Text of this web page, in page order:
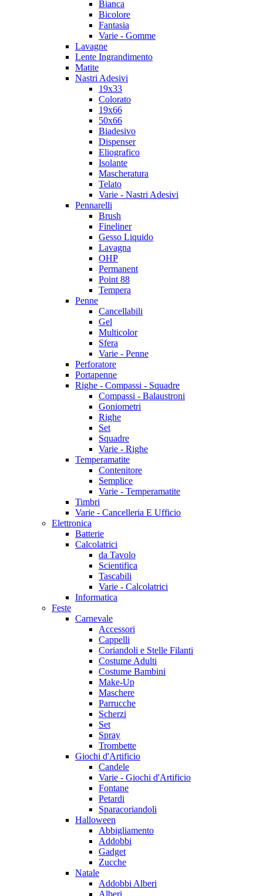
Bianca
Bicolore
Fantasia
Varie - Gomme
Lavagne
Lente Ingrandimento
Matite
Nastri Adesivi
19x33
Colorato
19x66
50x66
Biadesivo
Dispenser
Eliografico
Isolante
Mascheratura
Telato
Varie - Nastri Adesivi
Pennarelli
Brush
Fineliner
Gesso Liquido
Lavagna
OHP
Permanent
Point 88
Tempera
Penne
Cancellabili
Gel
Multicolor
Sfera
Varie - Penne
Perforatore
Portapenne
Righe - Compassi - Squadre
Compassi - Balaustroni
Goniometri
Righe
Set
Squadre
Varie - Righe
Temperamatite
Contenitore
Semplice
Varie - Temperamatite
Timbri
Varie - Cancelleria E Ufficio
Elettronica
Batterie
Calcolatrici
da Tavolo
Scientifica
Tascabili
Varie - Calcolatrici
Informatica
Feste
Carnevale
Accessori
Cappelli
Coriandoli e Stelle Filanti
Costume Adulti
Costume Bambini
Make-Up
Maschere
Parrucche
Scherzi
Set
Spray
Trombette
Giochi d'Artificio
Candele
Varie - Giochi d'Artificio
Fontane
Petardi
Sparacoriandoli
Halloween
Abbigliamento
Addobbi
Gadget
Zucche
Natale
Addobbi Alberi
Alberi